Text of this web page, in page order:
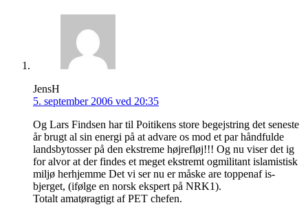
JensH
5. september 2006 ved 20:35
Og Lars Findsen har til Poitikens store begejstring det seneste
år brugt al sin energi på at advare os mod et par håndfulde
landsbytosser på den ekstreme højrefløj!!! Og nu viser det ig
for alvor at der findes et meget ekstremt ogmilitant islamistisk
miljø herhjemme Det vi ser nu er måske are toppenaf is-
bjerget, (ifølge en norsk ekspert på NRK1).
Totalt amatøragtigt af PET chefen.